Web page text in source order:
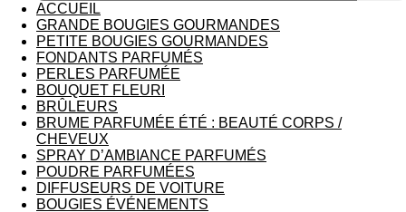
ACCUEIL
GRANDE BOUGIES GOURMANDES
PETITE BOUGIES GOURMANDES
FONDANTS PARFUMÉS
PERLES PARFUMÉE
BOUQUET FLEURI
BRÛLEURS
BRUME PARFUMÉE ÉTÉ : BEAUTÉ CORPS /
CHEVEUX
SPRAY D’AMBIANCE PARFUMÉS
POUDRE PARFUMÉES
DIFFUSEURS DE VOITURE
BOUGIES ÉVÉNEMENTS